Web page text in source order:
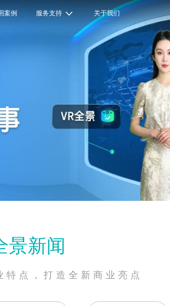
案例 服务支持 关于我们
景新闻
特点，打造全新商业亮点